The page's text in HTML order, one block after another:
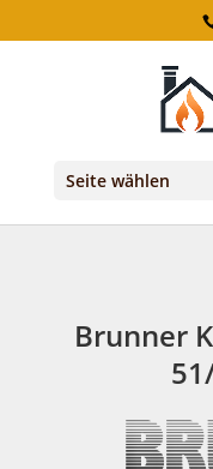
Seite wählen
Brunner